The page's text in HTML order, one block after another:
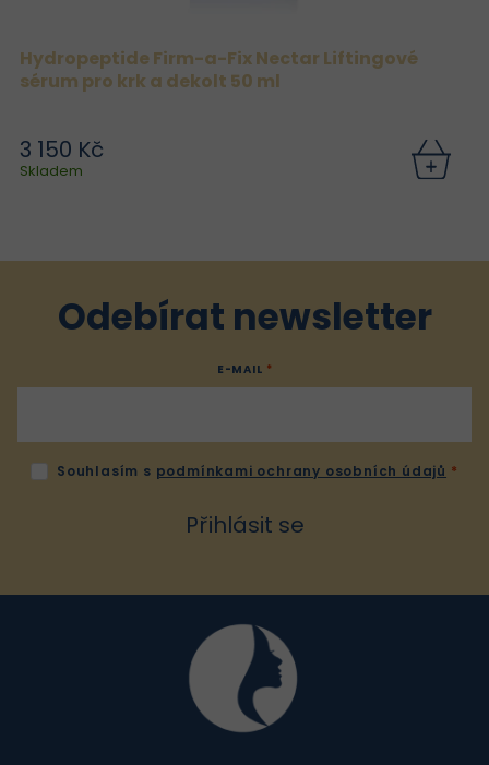
Hydropeptide Firm-a-Fix Nectar Liftingové
sérum pro krk a dekolt 50 ml
3 150 Kč
Skladem
Odebírat newsletter
E-MAIL
Souhlasím s podmínkami ochrany osobních údajů
Přihlásit se